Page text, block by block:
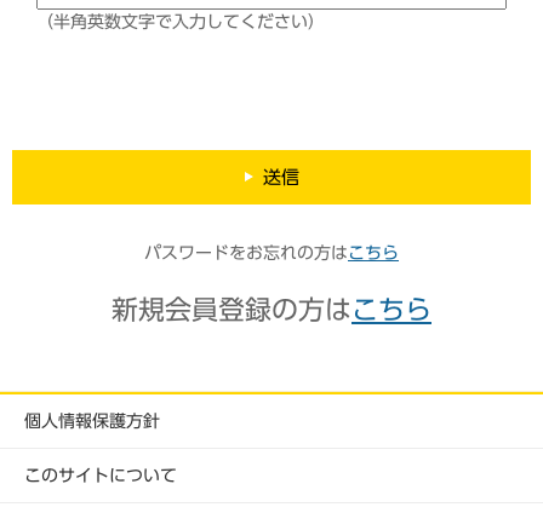
（半角英数文字で入力してください）
送信
パスワードをお忘れの方は こちら
新規会員登録の方は こちら
個人情報保護方針
このサイトについて